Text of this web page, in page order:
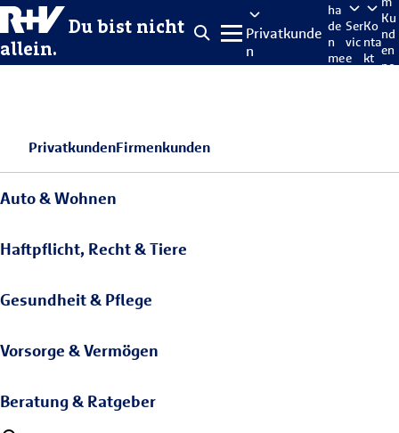
Du bist nicht
allein.
Privatkunde
n
ha
de
n
me
Ser
vic
e
Ko
nta
kt
Ku
nd
en
po
PrivatkundenFirmenkunden
Auto & Wohnen
Haftpflicht, Recht & Tiere
Gesundheit & Pflege
Vorsorge & Vermögen
Beratung & Ratgeber